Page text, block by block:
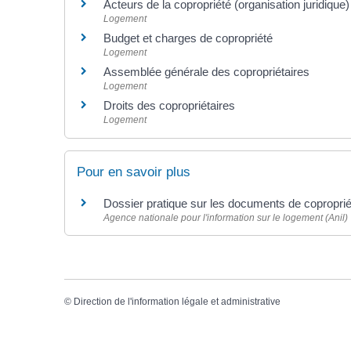
Acteurs de la copropriété (organisation juridique)
Logement
Budget et charges de copropriété
Logement
Assemblée générale des copropriétaires
Logement
Droits des copropriétaires
Logement
Pour en savoir plus
Dossier pratique sur les documents de
Agence nationale pour l'information sur le logement (Anil)
© Direction de l'information légale et administrative